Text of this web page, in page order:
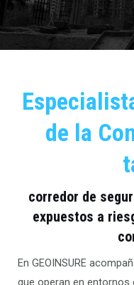
de la
corredor de
expuestos a
En GEOINSURE
que operan en